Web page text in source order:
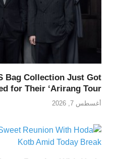
Bag Collection Just Got
for Their ‘Arirang Tour’
أغسطس 7, 2026